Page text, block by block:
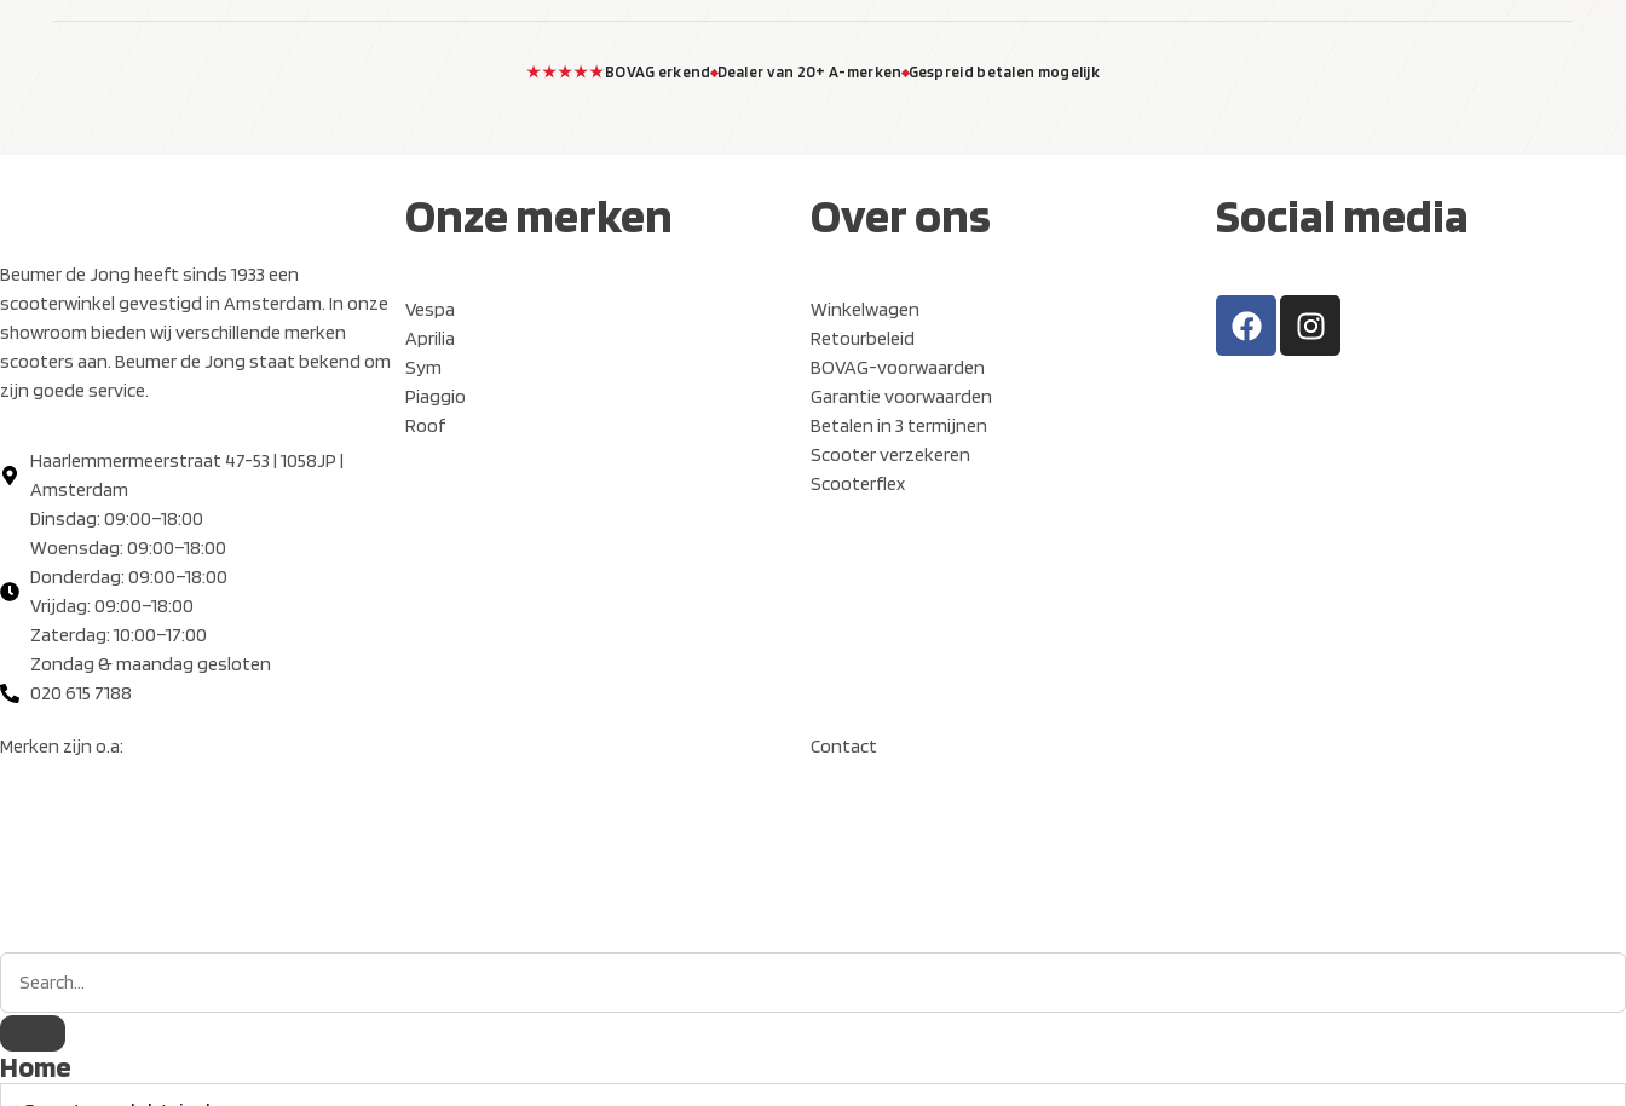
★★★★★BOVAG erkend Dealer van 20+ A-merken Gespreid betalen mogelijk
Beumer de Jong heeft sinds 1933 een
scooterwinkel gevestigd in Amsterdam. In onze
showroom bieden wij verschillende merken
scooters aan. Beumer de Jong staat bekend om
zijn goede service.
Haarlemmermeerstraat 47-53 | 1058JP |
Amsterdam
Dinsdag: 09:00–18:00
Woensdag: 09:00–18:00
Donderdag: 09:00–18:00
Vrijdag: 09:00–18:00
Zaterdag: 10:00–17:00
Zondag & maandag gesloten
020 615 7188
Onze merken
Vespa
Aprilia
Sym
Piaggio
Roof
Over ons
Winkelwagen
Retourbeleid
BOVAG-voorwaarden
Garantie voorwaarden
Betalen in 3 termijnen
Scooter verzekeren
Scooterflex
Social media
Merken zijn o.a: Contact
Home